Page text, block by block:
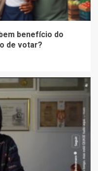
benefício do
de votar?